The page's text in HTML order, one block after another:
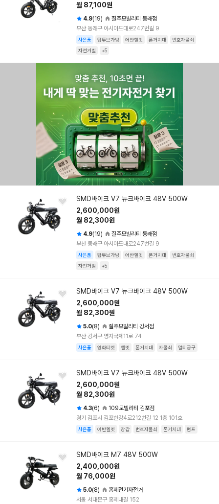
월 87,100원
4.9(19)
질주모빌리티 동래점
부산 동래구 아시아드대로247번길 9
사은품 탑튜브가방 어반헬멧 폰거치대
번호자물쇠
자전거벨
+5
SMD바이크 V7 뉴크바이크 48V 500W
2,600,000원
월 82,300원
4.9(19)
질주모빌리티 동래점
부산 동래구 아시아드대로247번길 9
사은품 탑튜브가방 어반헬멧 폰거치대
번호자물쇠
자전거벨
+5
SMD바이크 V7 뉴크바이크 48V 500W
2,600,000원
월 82,300원
5.0(8)
질주모빌리티 강서점
부산 강서구 명지국제11로 74
사은품 영화티켓 헬멧 폰거치대 자물쇠 멀티공구
SMD바이크 V7 뉴크바이크 48V 500W
2,600,000원
월 82,300원
4.3(6)
109모빌리티 김포점
경기 김포시 김포한강4로212번길 12 1층 101호
사은품 어반헬멧 장갑 번호자물쇠 폰거치대 펌프
SMD바이크 M7 48V 500W
2,400,000원
월 76,000원
5.0(8)
홍제전기자전거
서울 서대문구 홍제내길 152